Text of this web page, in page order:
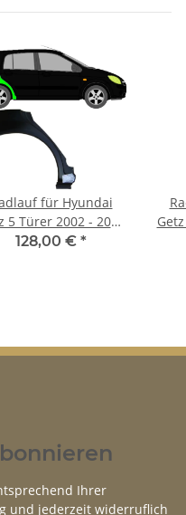
für Hyundai
5 Türer 2002 - 2010
rechts
128,00 € *
Ihrer
und jederzeit widerruflich